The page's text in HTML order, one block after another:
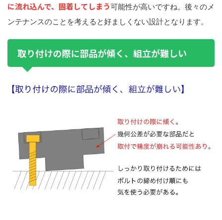
に流れ込んで、固着してしまう可能性が高いですね。後々のメ
ンテナンスのことを考えると好ましくない設計となります。
取り付けの際に部品が傾く、組立が難しい